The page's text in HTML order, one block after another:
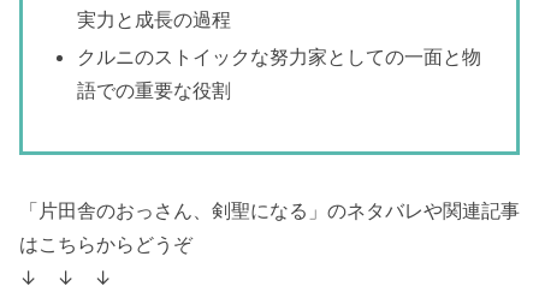
実力と成長の過程
クルニのストイックな努力家としての一面と物
語での重要な役割
「片田舎のおっさん、剣聖になる」のネタバレや関連記事
はこちらからどうぞ
↓ ↓ ↓